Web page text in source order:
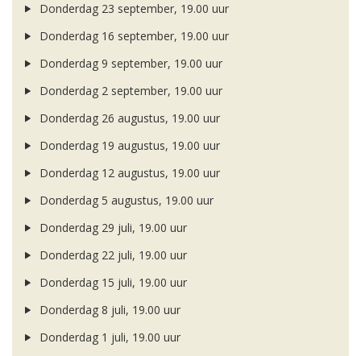
Donderdag 23 september, 19.00 uur
Donderdag 16 september, 19.00 uur
Donderdag 9 september, 19.00 uur
Donderdag 2 september, 19.00 uur
Donderdag 26 augustus, 19.00 uur
Donderdag 19 augustus, 19.00 uur
Donderdag 12 augustus, 19.00 uur
Donderdag 5 augustus, 19.00 uur
Donderdag 29 juli, 19.00 uur
Donderdag 22 juli, 19.00 uur
Donderdag 15 juli, 19.00 uur
Donderdag 8 juli, 19.00 uur
Donderdag 1 juli, 19.00 uur